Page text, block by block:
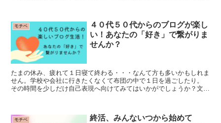
モチベ
４０代５０代からのブログが楽し
い！あなたの「好き」で繋がりま
せんか？
たまの休み、疲れて１日寝て終わる・・・なんて方も多いかもしれま
せん。学校や会社に行きたくなくて布団の中で１日を過ごしたり。
その時間を少しだけ自己表現へ向けてみてはいかがでしょうか？文章
モチベ
終活、みんないつから始めて